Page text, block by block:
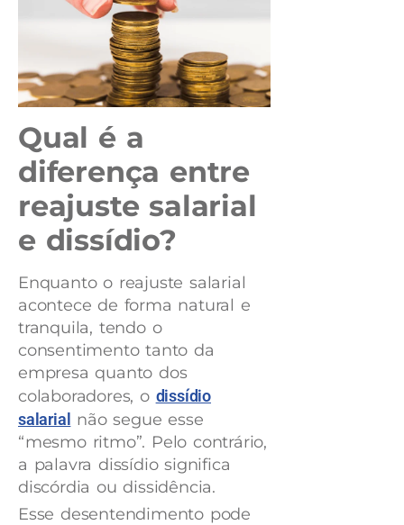
Qual é a
diferença entre
reajuste salarial
e dissídio?
Enquanto o reajuste salarial
acontece de forma natural e
tranquila, tendo o
consentimento tanto da
empresa quanto dos
colaboradores, o dissídio
salarial não segue esse
“mesmo ritmo”. Pelo contrário,
a palavra dissídio significa
discórdia ou dissidência.
Esse desentendimento pode